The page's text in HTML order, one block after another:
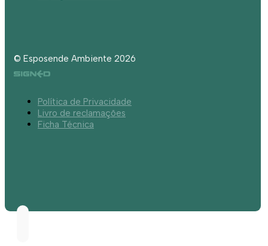
© Esposende Ambiente 2026
Política de Privacidade
Livro de reclamações
Ficha Técnica